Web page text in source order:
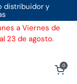
distribuidor y
a Viernes de
23 de agosto.
Ver carrito
0